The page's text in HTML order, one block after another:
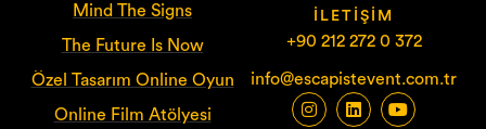
Mind The Signs
The Future Is Now
Özel Tasarım Online Oyun
Online Film Atölyesi
İLETIŞIM
+90 212 272 0 372
info@escapistevent.com.tr